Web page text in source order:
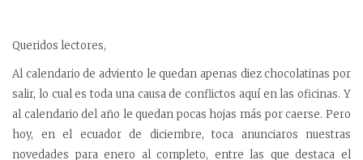
Queridos lectores,
Al calendario de adviento le quedan apenas diez chocolatinas por
salir, lo cual es toda una causa de conflictos aquí en las oficinas. Y
al calendario del año le quedan pocas hojas más por caerse. Pero
hoy, en el ecuador de diciembre, toca anunciaros nuestras
novedades para enero al completo, entre las que destaca el